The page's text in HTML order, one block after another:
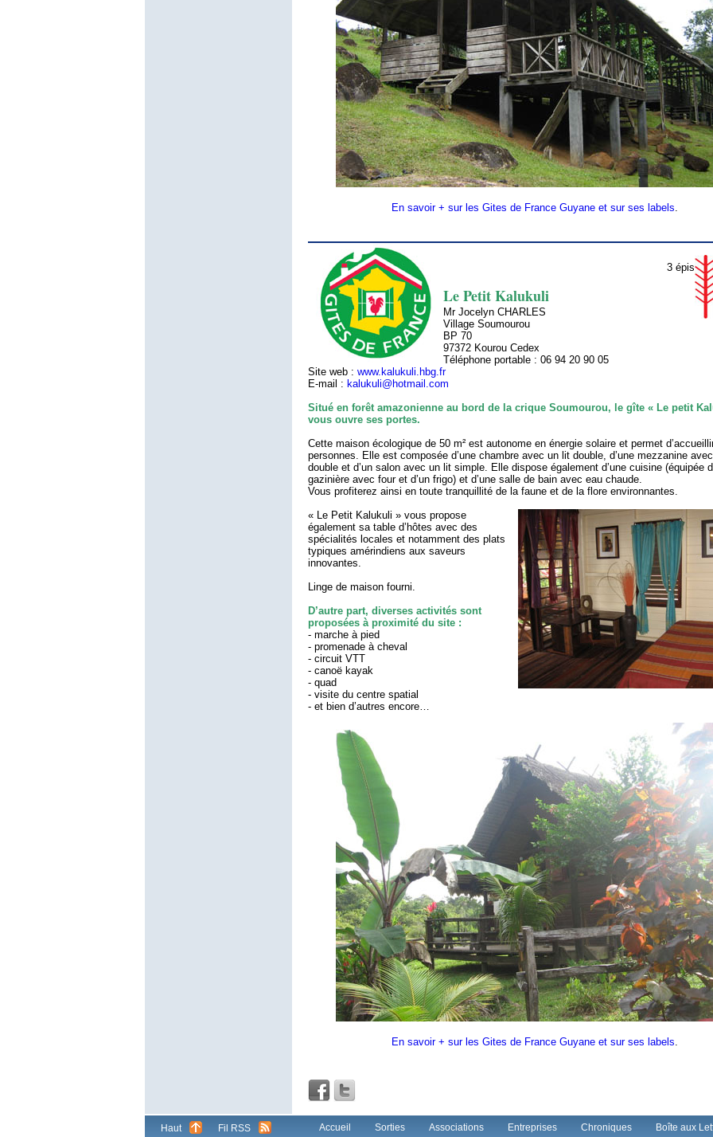
En savoir + sur les Gites de France Guyane et sur ses labels
3 épis
Le Petit Kalukuli
Mr Jocelyn CHARLES
Village Soumourou
BP 70
97372 Kourou Cedex
Téléphone portable : 06 94 20 90 05
Site web : www.kalukuli.hbg.fr
E-mail : kalukuli@hotmail.com
Situé en forêt amazonienne au bord de la crique Soumourou, le gîte « Le petit
vous ouvre ses portes.
Cette maison écologique de 50 m² est autonome en énergie solaire et permet
personnes. Elle est composée d’une chambre avec un lit double, d’une mezzanine
double et d’un salon avec un lit simple. Elle dispose également d’une cuisine (équipée
gazinière avec four et d’un frigo) et d’une salle de bain avec eau chaude.
Vous profiterez ainsi en toute tranquillité de la faune et de la flore environnantes.
« Le Petit Kalukuli » vous propose
également sa table d’hôtes avec des
spécialités locales et notamment des plats
typiques amérindiens aux saveurs
innovantes.
Linge de maison fourni.
D’autre part, diverses activités sont
proposées à proximité du site :
- marche à pied
- promenade à cheval
- circuit VTT
- canoë kayak
- quad
- visite du centre spatial
- et bien d’autres encore…
En savoir + sur les Gites de France Guyane et sur ses labels.
Haut Fil RSS Accueil Sorties Associations Entreprises Chroniques Boîte aux